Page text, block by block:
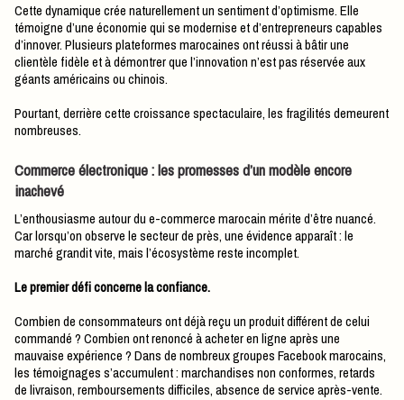
Cette dynamique crée naturellement un sentiment d’optimisme. Elle
témoigne d’une économie qui se modernise et d’entrepreneurs capables
d’innover. Plusieurs plateformes marocaines ont réussi à bâtir une
clientèle fidèle et à démontrer que l’innovation n’est pas réservée aux
géants américains ou chinois.
Pourtant, derrière cette croissance spectaculaire, les fragilités demeurent
nombreuses.
​Commerce électronique : les promesses d’un modèle encore
inachevé
L’enthousiasme autour du e-commerce marocain mérite d’être nuancé.
Car lorsqu’on observe le secteur de près, une évidence apparaît : le
marché grandit vite, mais l’écosystème reste incomplet.
Le premier défi concerne la confiance.
Combien de consommateurs ont déjà reçu un produit différent de celui
commandé ? Combien ont renoncé à acheter en ligne après une
mauvaise expérience ? Dans de nombreux groupes Facebook marocains,
les témoignages s’accumulent : marchandises non conformes, retards
de livraison, remboursements difficiles, absence de service après-vente.